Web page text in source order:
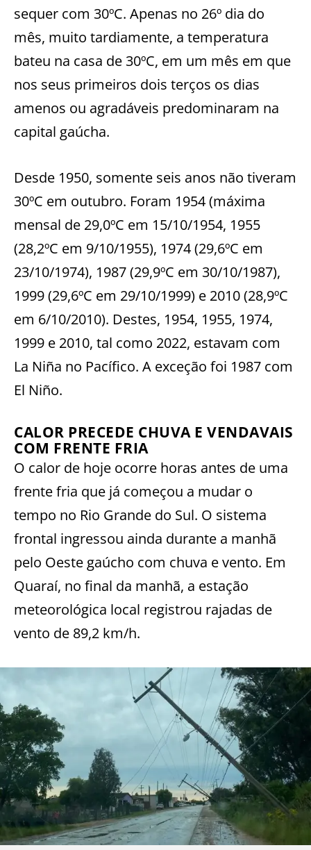
sequer com 30ºC. Apenas no 26º dia do
mês, muito tardiamente, a temperatura
bateu na casa de 30ºC, em um mês em que
nos seus primeiros dois terços os dias
amenos ou agradáveis predominaram na
capital gaúcha.
Desde 1950, somente seis anos não tiveram
30ºC em outubro. Foram 1954 (máxima
mensal de 29,0ºC em 15/10/1954, 1955
(28,2ºC em 9/10/1955), 1974 (29,6ºC em
23/10/1974), 1987 (29,9ºC em 30/10/1987),
1999 (29,6ºC em 29/10/1999) e 2010 (28,9ºC
em 6/10/2010). Destes, 1954, 1955, 1974,
1999 e 2010, tal como 2022, estavam com
La Niña no Pacífico. A exceção foi 1987 com
El Niño.
CALOR PRECEDE CHUVA E VENDAVAIS
COM FRENTE FRIA
O calor de hoje ocorre horas antes de uma
frente fria que já começou a mudar o
tempo no Rio Grande do Sul. O sistema
frontal ingressou ainda durante a manhã
pelo Oeste gaúcho com chuva e vento. Em
Quaraí, no final da manhã, a estação
meteorológica local registrou rajadas de
vento de 89,2 km/h.